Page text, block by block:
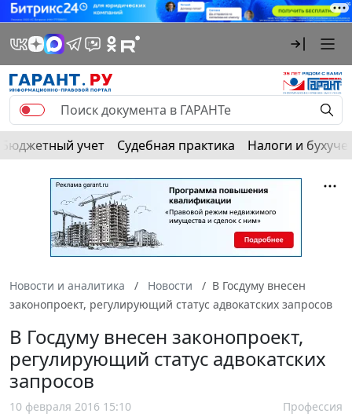
Бюджетный учет Судебная практика Налоги и
Новости и аналитика Новости
В Госдуму внесен
законопроект, регулирующий статус адвокатских запросов
В Госдуму внесен законопроект,
регулирующий статус адвокатских
запросов
10 февраля 2016 15:10 Профессия